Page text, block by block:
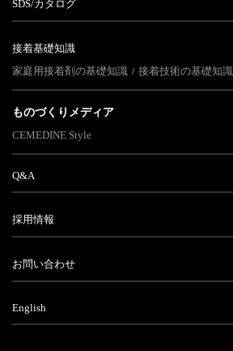
SDS/カタログ
接着基礎知識
家庭用接着剤の基礎知識
接着技術の基礎知識
ものづくりメディア
CEMEDINE Style
Q&A
採用情報
お問い合わせ
English